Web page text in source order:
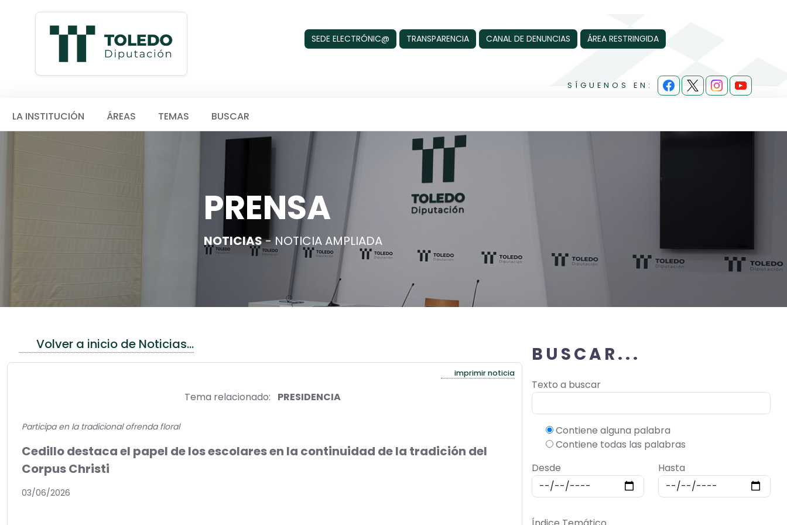
SEDE ELECTRÓNIC@ TRANSPARENCIA CANAL DE DENUNCIAS ÁREA RESTRINGIDA
SÍGUENOS EN:
LA INSTITUCIÓN ÁREAS TEMAS BUSCAR
PRENSA
NOTICIAS- NOTICIA AMPLIADA
Volver a inicio de Noticias...
imprimir noticia
Tema relacionado: PRESIDENCIA
Participa en la tradicional ofrenda floral
Cedillo destaca el papel de los escolares en la continuidad de la tradición del
Corpus Christi
03/06/2026
BUSCAR...
Texto a buscar
Contiene alguna palabra
Contiene todas las palabras
Desde
Hasta